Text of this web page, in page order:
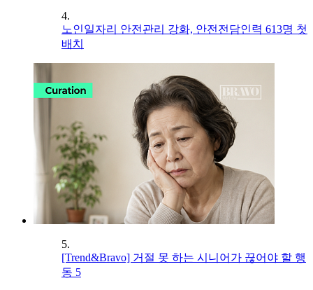
4.
노인일자리 안전관리 강화, 안전전담인력 613명 첫
배치
5.
[Trend&Bravo] 거절 못 하는 시니어가 끊어야 할 행
동 5